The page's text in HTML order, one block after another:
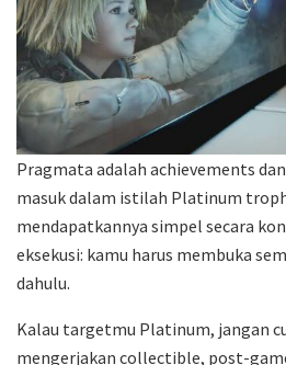
Pragmata adalah achievements
masuk dalam istilah Platinum
mendapatkannya simpel secara
eksekusi: kamu harus membuka
dahulu.
Kalau targetmu Platinum, jangan
mengerjakan collectible, post-